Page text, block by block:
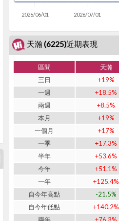
2026/06/01 2026/07/01
天瀚 (6225)近期表現
區間 天瀚
三日
+19%
一週
+18.5%
兩週
+8.5%
本月
+19%
一個月
+17%
一季
+17.3%
半年
+53.6%
今年
+51.1%
一年
+125.4%
自今年高點
-21.5%
自今年低點
+140.2%